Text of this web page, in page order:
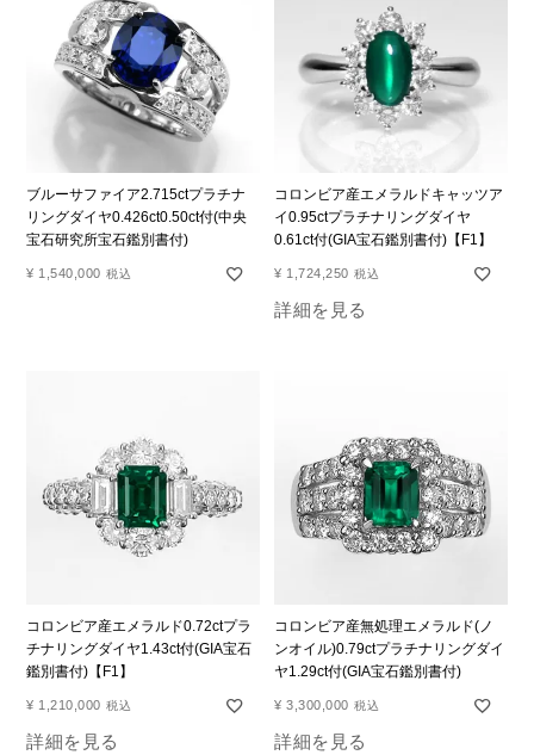
ブルーサファイア2.715ctプラチナ
リングダイヤ0.426ct0.50ct付(中央
宝石研究所宝石鑑別書付)
¥ 1,540,000 税込
コロンビア産エメラルドキャッツア
イ0.95ctプラチナリングダイヤ
0.61ct付(GIA宝石鑑別書付)【F1】
¥ 1,724,250 税込
詳細を見る
コロンビア産エメラルド0.72ctプラ
チナリングダイヤ1.43ct付(GIA宝石
鑑別書付)【F1】
¥ 1,210,000 税込
詳細を見る
コロンビア産無処理エメラルド(ノ
ンオイル)0.79ctプラチナリングダイ
ヤ1.29ct付(GIA宝石鑑別書付)
¥ 3,300,000 税込
詳細を見る